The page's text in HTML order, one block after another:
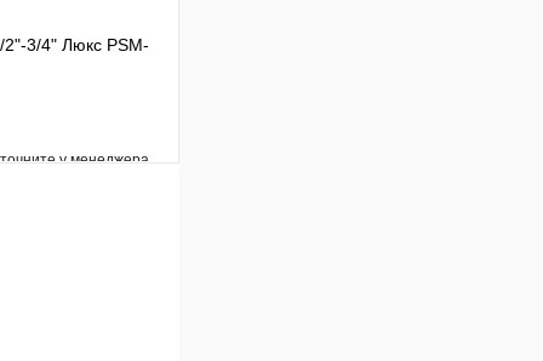
2"-3/4" Люкс PSM-
у менеджера